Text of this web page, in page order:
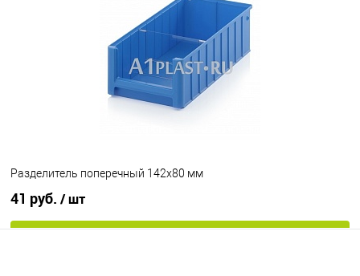
Под заказ
Разделитель поперечный 142х80 мм
41 руб. / шт